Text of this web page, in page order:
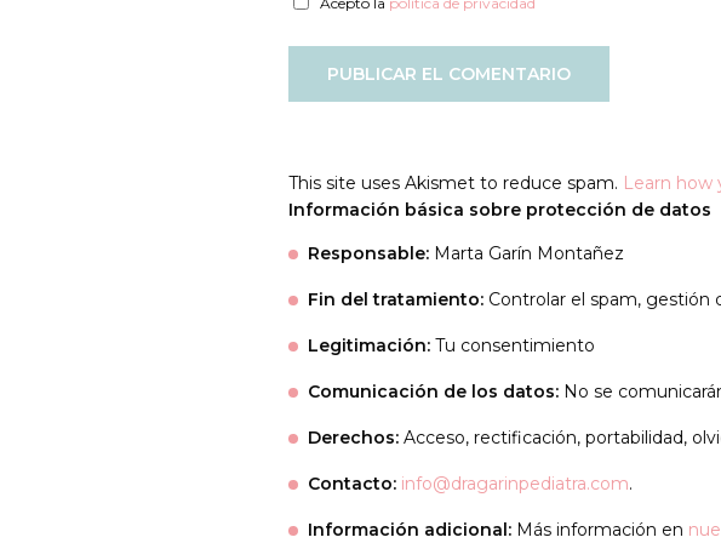
This site uses Akismet to reduce spam. Learn how
Información básica sobre protección de datos
Responsable: Marta Garín Montañez
Fin del tratamiento: Controlar el spam, gestión
Legitimación: Tu consentimiento
Comunicación de los datos: No se
Derechos: Acceso, rectificación, portabilidad,
Contacto: info@dragarinpediatra.com.
Información adicional: Más información en